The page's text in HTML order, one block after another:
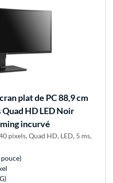
plat de PC 88,9 cm
HD LED Noir
incurvé
pixels, Quad HD, LED, 5 ms,